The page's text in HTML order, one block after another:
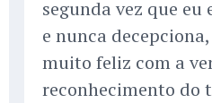
segunda vez que
e nunca
muito feliz com a
reconhecimento do